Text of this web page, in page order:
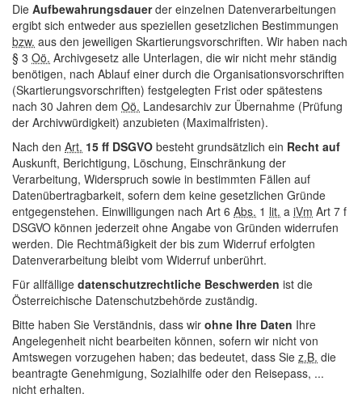
Die Aufbewahrungsdauerder einzelnen Datenverarbeitungen
ergibt sich entweder aus speziellen gesetzlichen Bestimmungen
bzw. aus den jeweiligen Skartierungsvorschriften. Wir haben nach
§ 3 Oö. Archivgesetz alle Unterlagen, die wir nicht mehr ständig
benötigen, nach Ablauf einer durch die Organisationsvorschriften
(Skartierungsvorschriften) festgelegten Frist oder spätestens
nach 30 Jahren dem Oö. Landesarchiv zur Übernahme (Prüfung
der Archivwürdigkeit) anzubieten (Maximalfristen).
Nach den Art. 15 ff DSGVO besteht grundsätzlich ein Recht auf
Auskunft, Berichtigung, Löschung, Einschränkung der
Verarbeitung, Widerspruch sowie in bestimmten Fällen auf
Datenübertragbarkeit, sofern dem keine gesetzlichen Gründe
entgegenstehen. Einwilligungen nach Art 6 Abs. 1 lit. a iVm Art 7 f
DSGVO können jederzeit ohne Angabe von Gründen widerrufen
werden. Die Rechtmäßigkeit der bis zum Widerruf erfolgten
Datenverarbeitung bleibt vom Widerruf unberührt.
Für allfällige datenschutzrechtliche Beschwerden ist die
Österreichische Datenschutzbehörde zuständig.
Bitte haben Sie Verständnis, dass wir ohne Ihre Daten Ihre
Angelegenheit nicht bearbeiten können, sofern wir nicht von
Amtswegen vorzugehen haben; das bedeutet, dass Sie z.B. die
beantragte Genehmigung, Sozialhilfe oder den Reisepass, ...
nicht erhalten.